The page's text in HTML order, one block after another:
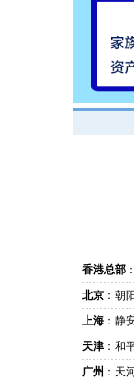
香港总部
北京 ：朝
上海 ：静
天津 ：和
广州 ：天